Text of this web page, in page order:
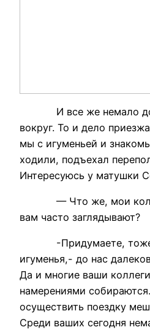
И все же немало
вокруг. То и дело
мы с игуменьей и
ходили, подъехал
Интересуюсь у матушки
— Что же, мои
вам часто заглядывают?
-Придумаете,
игуменья,- до нас
Да и многие ваши
намерениями
осуществить поездку
Среди ваших сегодня